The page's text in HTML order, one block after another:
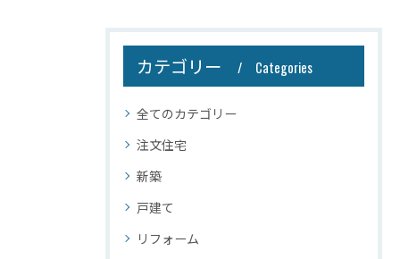
カテゴリー Categories
全てのカテゴリー
注文住宅
新築
戸建て
リフォーム